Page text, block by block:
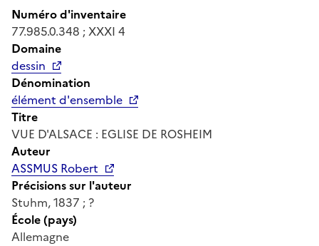
Numéro d'inventaire
77.985.0.348 ; XXXI 4
Domaine
dessin
Dénomination
élément d'ensemble
Titre
VUE D'ALSACE : EGLISE DE ROSHEIM
Auteur
ASSMUS Robert
Précisions sur l'auteur
Stuhm, 1837 ; ?
École (pays)
Allemagne